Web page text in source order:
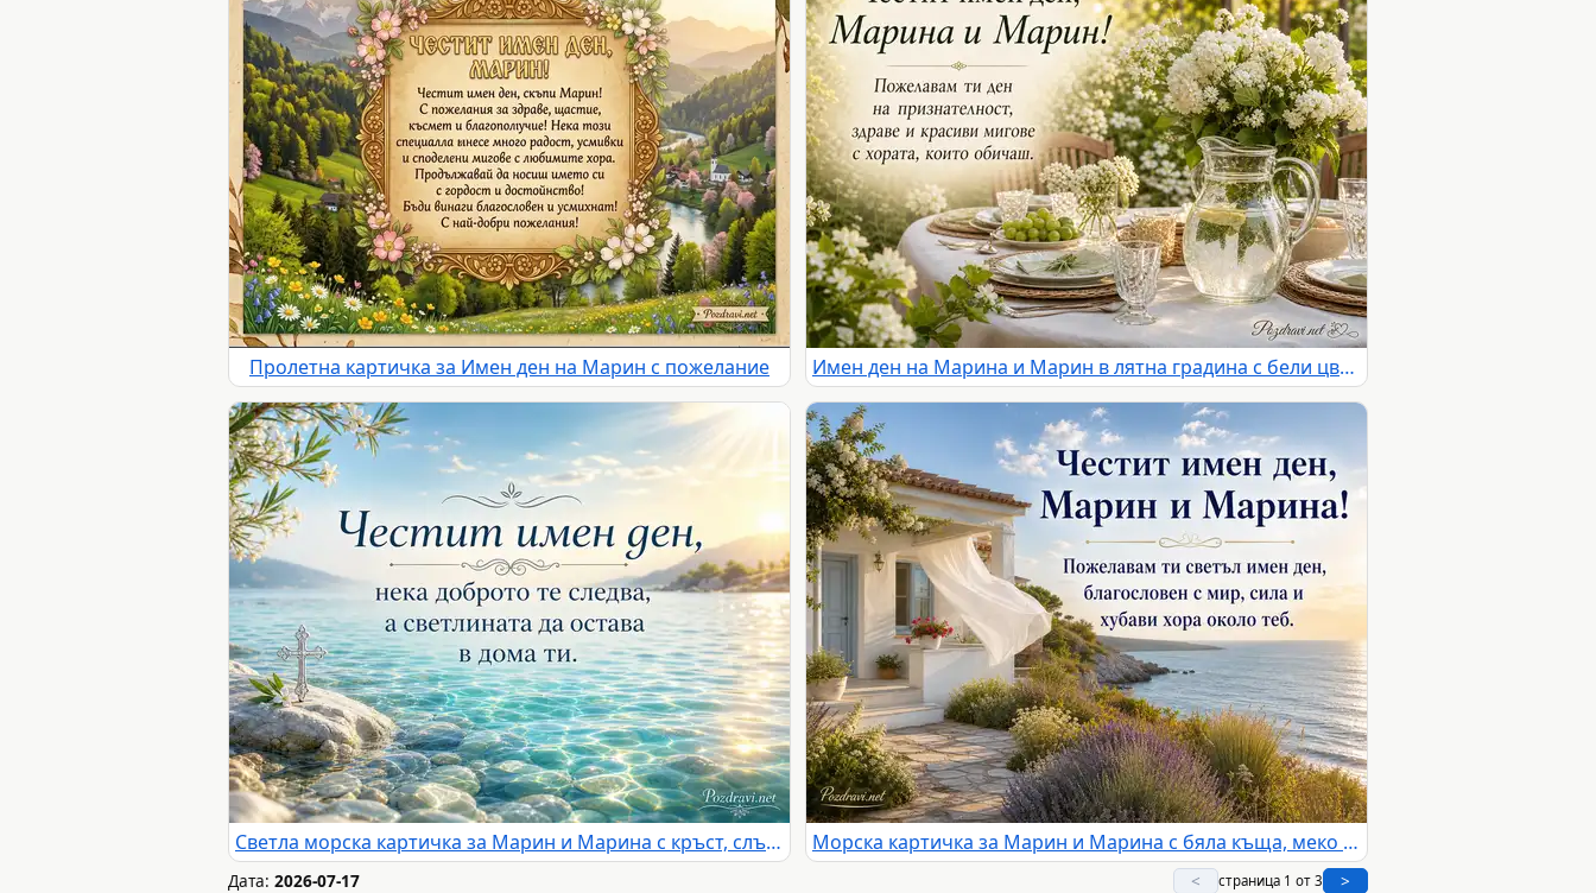
Пролетна картичка за Имен ден на Марин с пожелание Имен ден на Марина и Марин в лятна градина с бели цветя и топло пожелание
Светла морска картичка за Марин и Марина с кръст, слънчеви лъчи и ясен български надпис Морска картичка за Марин и Марина с бяла къща, меко слънце и благословия
Дата: 2026-07-17 < страница 1 от 3 >